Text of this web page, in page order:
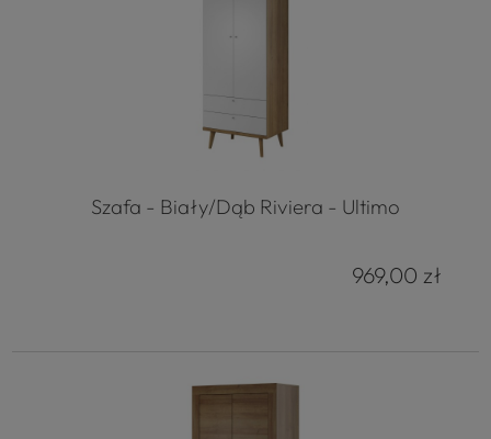
Szafa - Biały/Dąb Riviera - Ultimo
969,00 zł